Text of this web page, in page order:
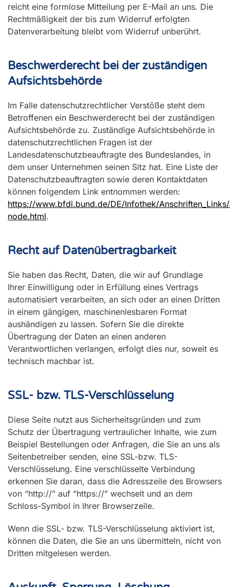
reicht eine formlose Mitteilung per E-Mail an uns. Die
Rechtmäßigkeit der bis zum Widerruf erfolgten
Datenverarbeitung bleibt vom Widerruf unberührt.
Beschwerderecht bei der zuständigen
Aufsichtsbehörde
Im Falle datenschutzrechtlicher Verstöße steht dem
Betroffenen ein Beschwerderecht bei der zuständigen
Aufsichtsbehörde zu. Zuständige Aufsichtsbehörde in
datenschutzrechtlichen Fragen ist der
Landesdatenschutzbeauftragte des Bundeslandes, in
dem unser Unternehmen seinen Sitz hat. Eine Liste der
Datenschutzbeauftragten sowie deren Kontaktdaten
können folgendem Link entnommen werden:
https://www.bfdi.bund.de/DE/Infothek/
node.html.
Recht auf Datenübertragbarkeit
Sie haben das Recht, Daten, die wir auf Grundlage
Ihrer Einwilligung oder in Erfüllung eines Vertrags
automatisiert verarbeiten, an sich oder an einen Dritten
in einem gängigen, maschinenlesbaren Format
aushändigen zu lassen. Sofern Sie die direkte
Übertragung der Daten an einen anderen
Verantwortlichen verlangen, erfolgt dies nur, soweit es
technisch machbar ist.
SSL- bzw. TLS-Verschlüsselung
Diese Seite nutzt aus Sicherheitsgründen und zum
Schutz der Übertragung vertraulicher Inhalte, wie zum
Beispiel Bestellungen oder Anfragen, die Sie an uns als
Seitenbetreiber senden, eine SSL-bzw. TLS-
Verschlüsselung. Eine verschlüsselte Verbindung
erkennen Sie daran, dass die Adresszeile des Browsers
von “http://” auf “https://” wechselt und an dem
Schloss-Symbol in Ihrer Browserzeile.
Wenn die SSL- bzw. TLS-Verschlüsselung aktiviert ist,
können die Daten, die Sie an uns übermitteln, nicht von
Dritten mitgelesen werden.